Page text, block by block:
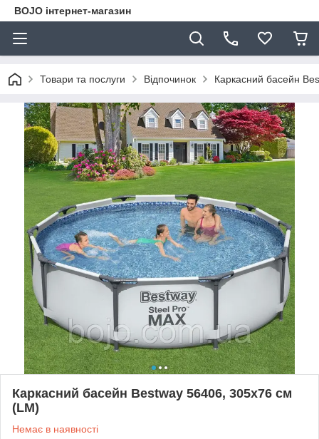
BOJO інтернет-магазин
Товари та послуги Відпочинок Каркасний басейн
Каркасний басейн Bestway 56406, 305х76 см
(LM)
Немає в наявності